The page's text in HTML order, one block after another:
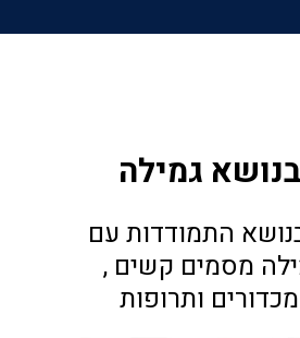
גמילה
התמודדות עם
מסמים קשים ,
ותרופות